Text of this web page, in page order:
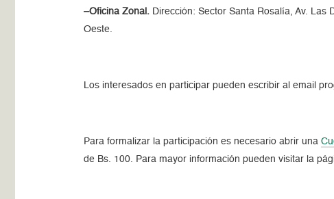
–Oficina Zonal. Dirección: Sector Santa Rosalía, Av.
Oeste.
Los interesados en participar pueden escribir al email
Para formalizar la participación es necesario abrir una
de Bs. 100. Para mayor información pueden visitar la